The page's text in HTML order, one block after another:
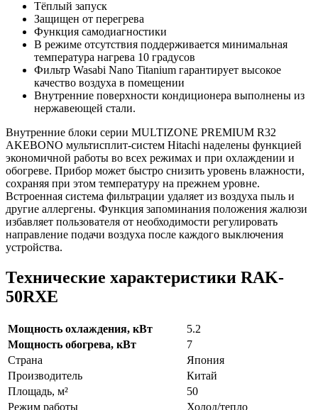
Тёплый запуск
Защищен от перегрева
Функция самодиагностики
В режиме отсутствия поддерживается минимальная
температура нагрева 10 градусов
Фильтр Wasabi Nano Titanium гарантирует высокое
качество воздуха в помещении
Внутренние поверхности кондиционера выполнены из
нержавеющей стали.
Внутренние блоки серии MULTIZONE PREMIUM R32
AKEBONO мультисплит-систем Hitachi наделены функцией
экономичной работы во всех режимах и при охлаждении и
обогреве. Прибор может быстро снизить уровень влажности,
сохраняя при этом температуру на прежнем уровне.
Встроенная система фильтрации удаляет из воздуха пыль и
другие аллергены. Функция запоминания положения жалюзи
избавляет пользователя от необходимости регулировать
направление подачи воздуха после каждого выключения
устройства.
Технические характеристики RAK-
50RXE
Мощность охлаждения, кВт
5.2
Мощность обогрева, кВт
7
Страна
Япония
Производитель
Китай
Площадь, м²
50
Режим работы
Холод/тепло